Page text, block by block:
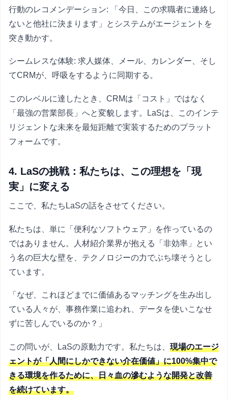
行動のレコメンデーション: 「今日、この求職者に連絡し
ないと他社に決まります」とシステムがエージェントを
突き動かす。
シームレスな体験: 求人媒体、メール、カレンダー、そし
てCRMが、呼吸をするように同期する。
このレベルに達したとき、CRMは「コスト」ではなく
「最強の営業部長」へと変貌します。LaSは、このインテ
リジェントな未来を最短距離で実装するためのプラット
フォームです。
4. LaSの挑戦：私たちは、この理想を「現
実」に変える
ここで、私たちLaSの話をさせてください。
私たちは、単に「便利なソフトウェア」を作っているの
ではありません。人材紹介業界が抱える「非効率」とい
う名の巨大な壁を、テクノロジーの力でぶち壊そうとし
ています。
「なぜ、これほどまでに価値あるマッチングを生み出し
ている人々が、事務作業に追われ、データを使いこなせ
ずに苦しんでいるのか？」
この問いが、LaSの原動力です。私たちは、 現場のエージ
ェントが「人間にしかできない介在価値」に100%集中で
きる環境を作るために、日々血の滲むような開発と改善
を続けています。